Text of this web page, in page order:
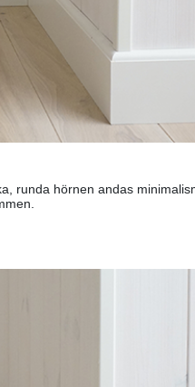
runda hörnen andas